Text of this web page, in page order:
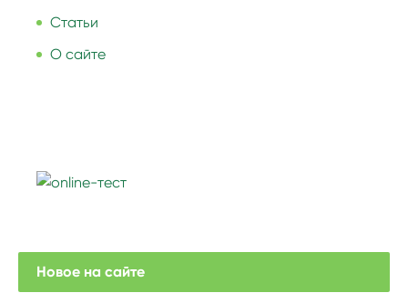
Статьи
О сайте
Новое на сайте